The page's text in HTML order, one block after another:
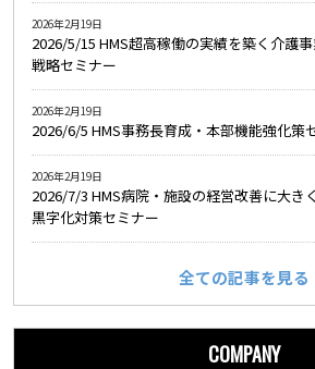
2026/5/15 HMS超高稼働の実績を築く介護
戦略セミナー
2026年2月19日
2026/6/5 HMS事務長育成・本部機能強化策
2026年2月19日
2026/7/3 HMS病院・施設の経営改善に大き
黒字化対策セミナー
2026年2月19日
全ての記事を見る
COMPANY